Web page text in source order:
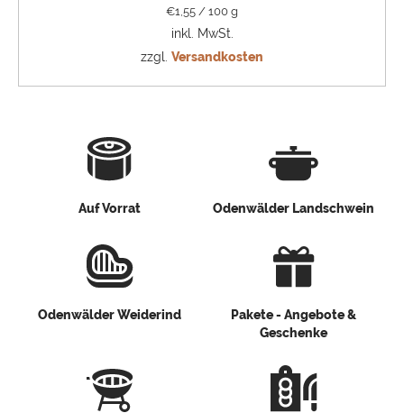
€1,55 / 100 g
inkl. MwSt.
zzgl. Versandkosten
Auf Vorrat Odenwälder Landschwein
Odenwälder Weiderind
Pakete - Angebote &
Geschenke